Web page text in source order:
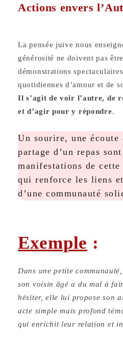
Actions envers
La pensée juive nous
générosité ne doivent pas
démonstrations
quotidiennes d’amour et de
Il s’agit de voir l’autre, de
et d’agir pour y répondre.
Un sourire, une
partage d’un repas
manifestations de
qui renforce les liens
d’une communauté
Exemple :
Dans une petite
son voisin âgé a du mal à
hésiter, elle lui propose son
acte simple mais profond
qui enrichit leur relation et